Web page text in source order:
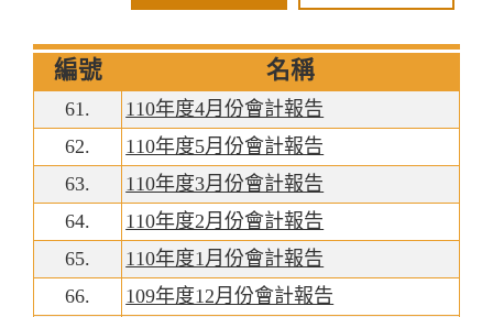
編號 名稱
61.
110年度4月份會計報告
62.
110年度5月份會計報告
63.
110年度3月份會計報告
64.
110年度2月份會計報告
65.
110年度1月份會計報告
66.
109年度12月份會計報告